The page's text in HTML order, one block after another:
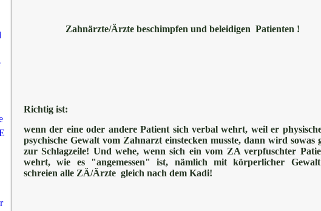
Zahnärzte/Ärzte beschimpfen und beleidigen Patienten !
Richtig ist:
wenn der eine oder andere Patient sich verbal wehrt, weil er
psychische Gewalt vom Zahnarzt einstecken musste, dann wird sowas
zur Schlagzeile! Und wehe, wenn sich ein vom ZA verpfuschter
wehrt, wie es "angemessen" ist, nämlich mit körperlicher
schreien alle ZÄ/Ärzte gleich nach dem Kadi!